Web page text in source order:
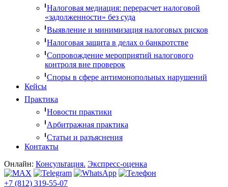
Налоговая медиация: перерасчет налоговой
«задолженности» без суда
Выявление и минимизация налоговых рисков
Налоговая защита в делах о банкротстве
Сопровождение мероприятий налогового
контроля вне проверок
Споры в сфере антимонопольных нарушений
Кейсы
Практика
Новости практики
Арбитражная практика
Статьи и разъяснения
Контакты
Онлайн: Консультация. Экспресс-оценка
+7 (812) 319-55-07